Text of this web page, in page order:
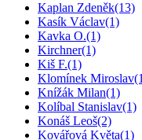
Kaplan Zdeněk(13)
Kasík Václav(1)
Kavka O.(1)
Kirchner(1)
Kiš F.(1)
Klomínek Miroslav
Knížák Milan(1)
Kolíbal Stanislav(1)
Konáš Leoš(2)
Kovářová Květa(1)